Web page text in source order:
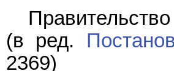
(в ред.
2369)